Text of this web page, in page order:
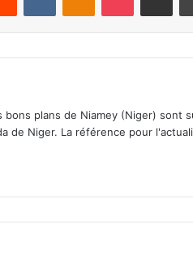
plans de Niamey (Niger) sont
de Niger. La référence pour